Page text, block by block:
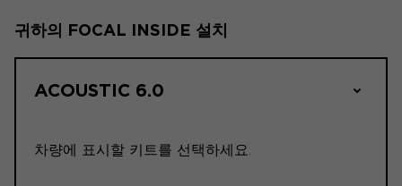
귀하의 FOCAL INSIDE 설치
ACOUSTIC 6.0
차량에 표시할 키트를 선택하세요.